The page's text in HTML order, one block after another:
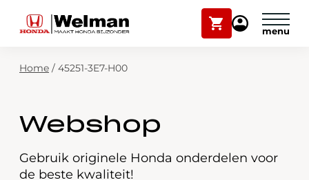
Winkelwagen
Mijn
Modellen
Zoekfunctie
Plan onderhoud
Mijn Honda Welman
Home / 45251-3E7-H00
Webshop
Gebruik originele Honda onderdelen voor
de beste kwaliteit!